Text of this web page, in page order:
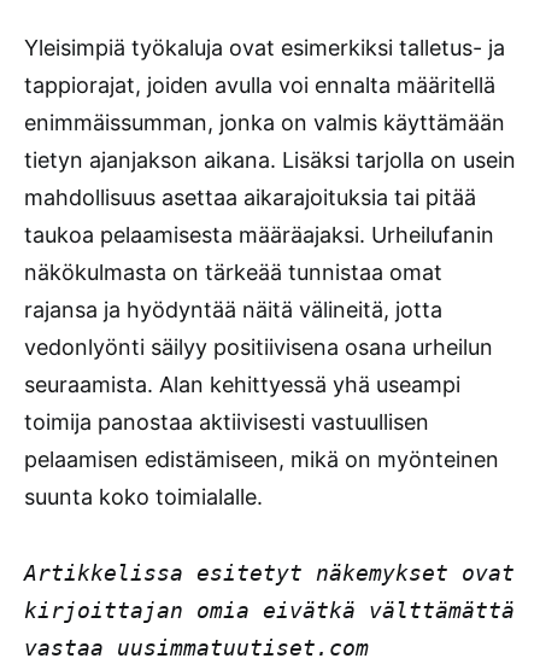
Yleisimpiä työkaluja ovat esimerkiksi talletus- ja
tappiorajat, joiden avulla voi ennalta määritellä
enimmäissumman, jonka on valmis käyttämään
tietyn ajanjakson aikana. Lisäksi tarjolla on usein
mahdollisuus asettaa aikarajoituksia tai pitää
taukoa pelaamisesta määräajaksi. Urheilufanin
näkökulmasta on tärkeää tunnistaa omat
rajansa ja hyödyntää näitä välineitä, jotta
vedonlyönti säilyy positiivisena osana urheilun
seuraamista. Alan kehittyessä yhä useampi
toimija panostaa aktiivisesti vastuullisen
pelaamisen edistämiseen, mikä on myönteinen
suunta koko toimialalle.
Artikkelissa esitetyt näkemykset ovat
kirjoittajan omia eivätkä välttämättä
vastaa uusimmatuutiset.com